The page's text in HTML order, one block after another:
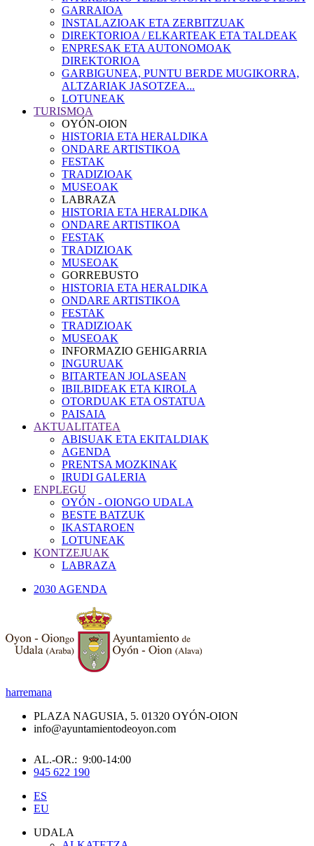
GARRAIOA
INSTALAZIOAK ETA ZERBITZUAK
DIREKTORIOA / ELKARTEAK ETA TALDEAK
ENPRESAK ETA AUTONOMOAK
DIREKTORIOA
GARBIGUNEA, PUNTU BERDE MUGIKORRA,
ALTZARIAK JASOTZEA...
LOTUNEAK
TURISMOA
OYÓN-OION
HISTORIA ETA HERALDIKA
ONDARE ARTISTIKOA
FESTAK
TRADIZIOAK
MUSEOAK
LABRAZA
HISTORIA ETA HERALDIKA
ONDARE ARTISTIKOA
FESTAK
TRADIZIOAK
MUSEOAK
GORREBUSTO
HISTORIA ETA HERALDIKA
ONDARE ARTISTIKOA
FESTAK
TRADIZIOAK
MUSEOAK
INFORMAZIO GEHIGARRIA
INGURUAK
BITARTEAN JOLASEAN
IBILBIDEAK ETA KIROLA
OTORDUAK ETA OSTATUA
PAISAIA
AKTUALITATEA
ABISUAK ETA EKITALDIAK
AGENDA
PRENTSA MOZKINAK
IRUDI GALERIA
ENPLEGU
OYÓN - OIONGO UDALA
BESTE BATZUK
IKASTAROEN
LOTUNEAK
KONTZEJUAK
LABRAZA
2030 AGENDA
harremana
PLAZA NAGUSIA, 5. 01320 OYÓN-OION
info@ayuntamientodeoyon.com
AL.-OR.: 9:00-14:00
945 622 190
ES
EU
UDALA